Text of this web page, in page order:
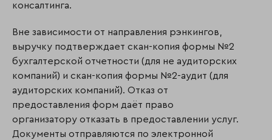
консалтинга.
Вне зависимости от направления рэнкингов,
выручку подтверждает скан-копия формы №2
бухгалтерской отчетности (для не аудиторских
компаний) и скан-копия формы №2-аудит (для
аудиторских компаний). Отказ от
предоставления форм даёт право
организатору отказать в предоставлении услуг.
Документы отправляются по элек­тронной